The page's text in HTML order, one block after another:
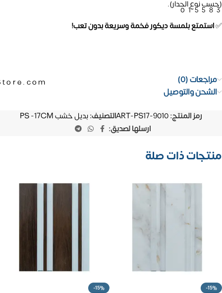
(حسب نوع الجدار).
✅استمتع بلمسة ديكور فخمة وسريعة بدون تعب!
مراجعات (0)
الشحن والتوصيل
رمز المنتج:ART-PS17-9010التصنيف:بديل خشب PS -17CM
ارسلها لصديق:
منتجات ذات صلة
-15%
-15%